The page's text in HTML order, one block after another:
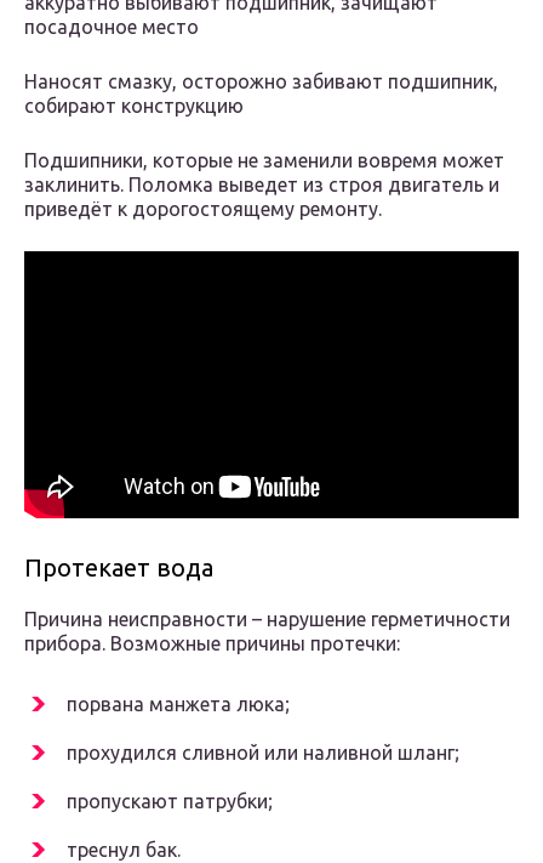
посадочное место
Наносят смазку, осторожно забивают подшипник,
собирают конструкцию
Подшипники, которые не заменили вовремя может
заклинить. Поломка выведет из строя двигатель и
приведёт к дорогостоящему ремонту.
Протекает вода
Причина неисправности – нарушение герметичности
прибора. Возможные причины протечки:
порвана манжета люка;
прохудился сливной или наливной шланг;
пропускают патрубки;
треснул бак.